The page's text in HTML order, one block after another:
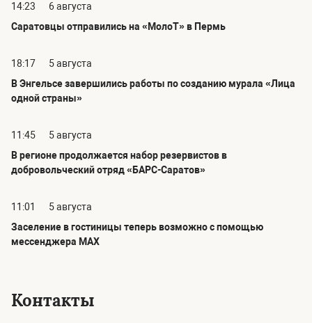
14:23
6 августа
Саратовцы отправились на «МолоТ» в Пермь
18:17
5 августа
В Энгельсе завершились работы по созданию мурала «Лица
одной страны»
11:45
5 августа
В регионе продолжается набор резервистов в
добровольческий отряд «БАРС-Саратов»
11:01
5 августа
Заселение в гостиницы теперь возможно с помощью
мессенджера MAX
Контакты